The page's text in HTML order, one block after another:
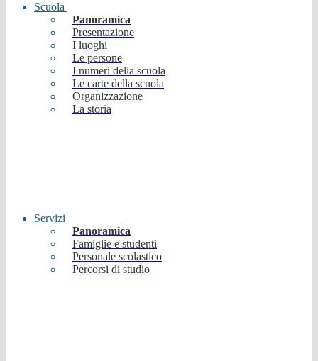
Scuola
Panoramica
Presentazione
I luoghi
Le persone
I numeri della scuola
Le carte della scuola
Organizzazione
La storia
Servizi
Panoramica
Famiglie e studenti
Personale scolastico
Percorsi di studio